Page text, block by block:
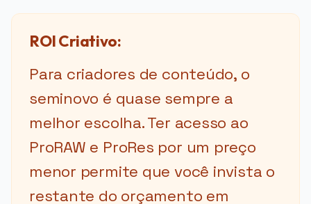
ROI Criativo:
Para criadores de conteúdo, o
seminovo é quase sempre a
melhor escolha. Ter acesso ao
ProRAW e ProRes por um preço
menor permite que você invista o
restante do orçamento em